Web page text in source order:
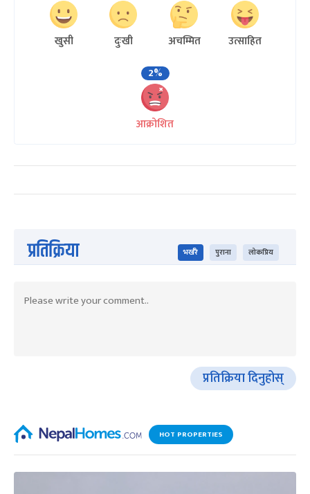
खुसी दुःखी अचम्मित
उत्साहित
2%
आक्रोशित
प्रतिक्रिया भर्खरै पुराना लोकप्रिय
प्रतिक्रिया दिनुहोस्
HOT PROPERTIES